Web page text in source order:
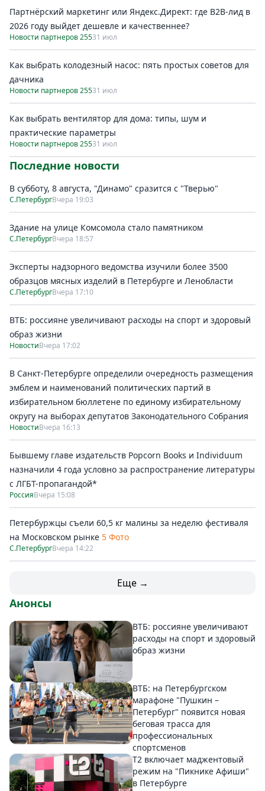
Партнёрский маркетинг или Яндекс.Директ: где B2B-лид в
2026 году выйдет дешевле и качественнее?
Новости партнеров 25531 июл
Как выбрать колодезный насос: пять простых советов для
дачника
Новости партнеров 25531 июл
Как выбрать вентилятор для дома: типы, шум и
практические параметры
Новости партнеров 25531 июл
Последние новости
В субботу, 8 августа, "Динамо" сразится с "Тверью"
С.ПетербургВчера 19:03
Здание на улице Комсомола стало памятником
С.ПетербургВчера 18:57
Эксперты надзорного ведомства изучили более 3500
образцов мясных изделий в Петербурге и Ленобласти
С.ПетербургВчера 17:10
ВТБ: россияне увеличивают расходы на спорт и здоровый
образ жизни
НовостиВчера 17:02
В Санкт-Петербурге определили очередность размещения
эмблем и наименований политических партий в
избирательном бюллетене по единому избирательному
округу на выборах депутатов Законодательного Собрания
НовостиВчера 16:13
Бывшему главе издательств Popcorn Books и Individuum
назначили 4 года условно за распространение литературы
с ЛГБТ-пропагандой*
РоссияВчера 15:08
Петербуржцы съели 60,5 кг малины за неделю фестиваля
на Московском рынке 5 Фото
С.ПетербургВчера 14:22
Еще →
Анонсы
ВТБ: россияне увеличивают
расходы на спорт и здоровый
образ жизни
ВТБ: на Петербургском
марафоне "Пушкин –
Петербург" появится новая
беговая трасса для
профессиональных
спортсменов
Т2 включает маджентовый
режим на "Пикнике Афиши"
в Петербурге